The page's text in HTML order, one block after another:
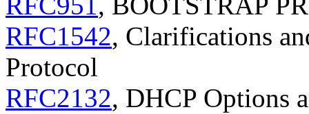
RFC1542, Clarifications
Protocol
RFC2132, DHCP Options